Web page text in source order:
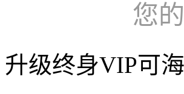
您
升级终身VIP可